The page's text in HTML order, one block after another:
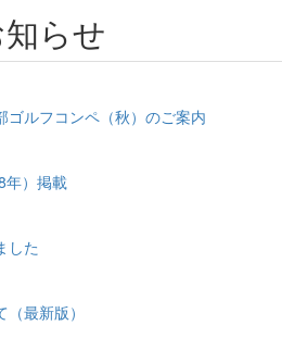
らせ
ルフコンペ（秋）のご案内
年）掲載
した
最新版）